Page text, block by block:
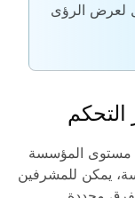
لعرض الرؤى
مستوى المؤسسة
يمكن للمشرفين